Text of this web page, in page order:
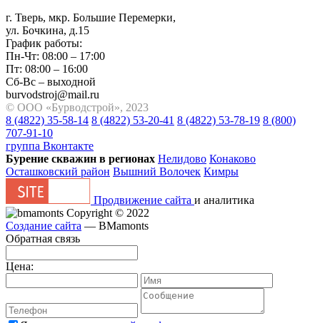
г. Тверь, мкр. Большие Перемерки,
ул. Бочкина, д.15
График работы:
Пн-Чт: 08:00 – 17:00
Пт: 08:00 – 16:00
Сб-Вс – выходной
burvodstroj@mail.ru
© ООО «Бурводстрой», 2023
8 (4822) 35-58-14 8 (4822) 53-20-41 8 (4822) 53-78-19 8 (800)
707-91-10
группа Вконтакте
Бурение скважин в регионах Нелидово Конаково
Осташковский район Вышний Волочек Кимры
Продвижение сайта и аналитика
Copyright © 2022
Создание сайта — BMamonts
Обратная связь
Цена: